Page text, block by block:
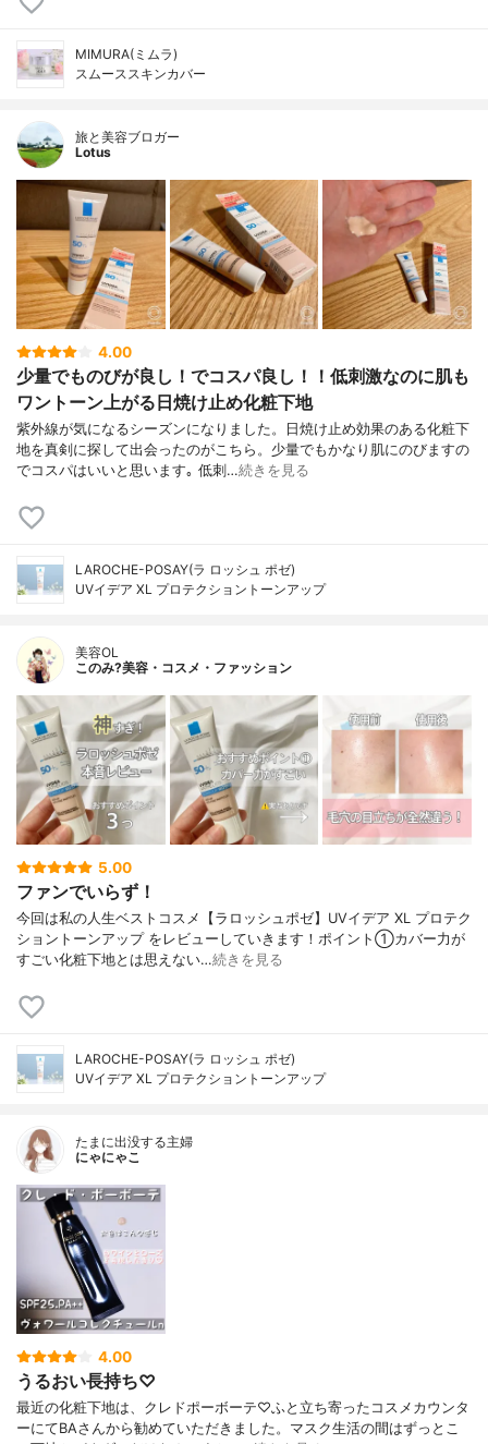
MIMURA(ミムラ)
スムーススキンカバー
旅と美容ブロガー
Lotus
4.00
少量でものびが良し！でコスパ良し！！低刺激なのに肌も
ワントーン上がる日焼け止め化粧下地
紫外線が気になるシーズンになりました。日焼け止め効果のある化粧下
地を真剣に探して出会ったのがこちら。少量でもかなり肌にのびますの
でコスパはいいと思います｡ 低刺…続きを見る
LAROCHE-POSAY(ラ ロッシュ ポゼ)
UVイデア XL プロテクショントーンアップ
美容OL
このみ?美容・コスメ・ファッション
5.00
ファンでいらず！
今回は私の人生ベストコスメ【ラロッシュポゼ】UVイデア XL プロテク
ショントーンアップ をレビューしていきます！ポイント①カバー力が
すごい化粧下地とは思えない…続きを見る
LAROCHE-POSAY(ラ ロッシュ ポゼ)
UVイデア XL プロテクショントーンアップ
たまに出没する主婦
にゃにゃこ
4.00
うるおい長持ち♡
最近の化粧下地は、クレドポーボーテ♡ふと立ち寄ったコスメカウンタ
ーにてBAさんから勧めていただきました。マスク生活の間はずっとこ